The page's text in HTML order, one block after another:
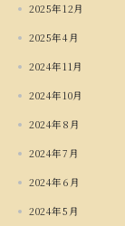
2025年12月
2025年4月
2024年11月
2024年10月
2024年8月
2024年7月
2024年6月
2024年5月